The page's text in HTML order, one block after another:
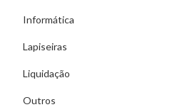
Informática
Lapiseiras
Liquidação
Outros